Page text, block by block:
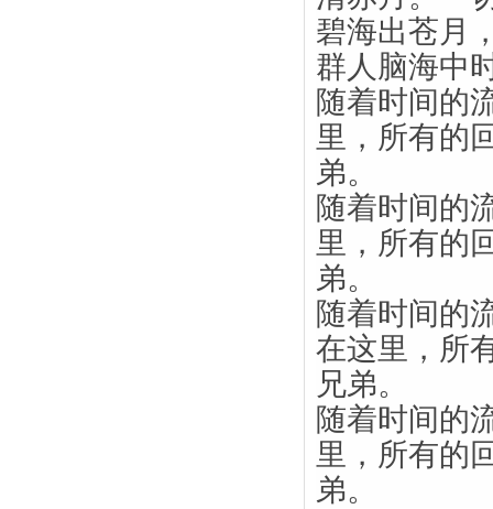
碧海出苍月
群人脑海中
随着时间的
里，所有的
弟。
随着时间的
里，所有的
弟。
随着时间的
在这里，所
兄弟。
随着时间的
里，所有的
弟。